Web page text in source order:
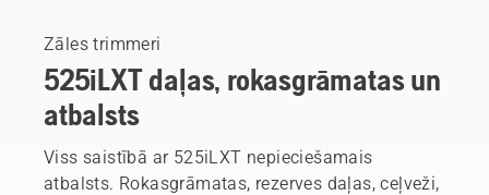
Zāles trimmeri
525iLXT daļas, rokasgrāmatas un
atbalsts
Viss saistībā ar 525iLXT nepieciešamais
atbalsts. Rokasgrāmatas, rezerves daļas, ceļveži,